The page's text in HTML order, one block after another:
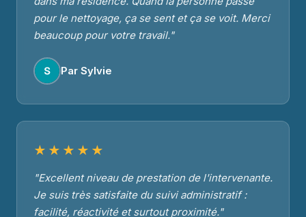
pour le nettoyage, ça se sent et ça se voit. Merci
beaucoup pour votre travail."
Par Sylvie
★★★★★
"Excellent niveau de prestation de l'intervenante.
Je suis très satisfaite du suivi administratif :
facilité, réactivité et surtout proximité."